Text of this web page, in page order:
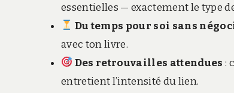
essentielles — exactement le type
Du temps pour soi sans
avec ton livre.
Des retrouvailles attendues :
entretient l’intensité du lien.